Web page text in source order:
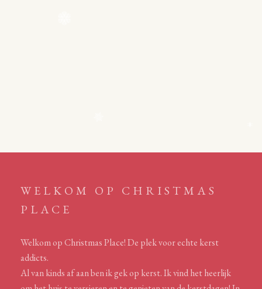
WELKOM OP CHRISTMAS
PLACE
Welkom op Christmas Place! De plek voor echte kerst
addicts.
Al van kinds af aan ben ik gek op kerst. Ik vind het heerlijk